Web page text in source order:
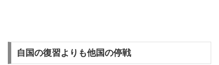
自国の復習よりも他国の停戦